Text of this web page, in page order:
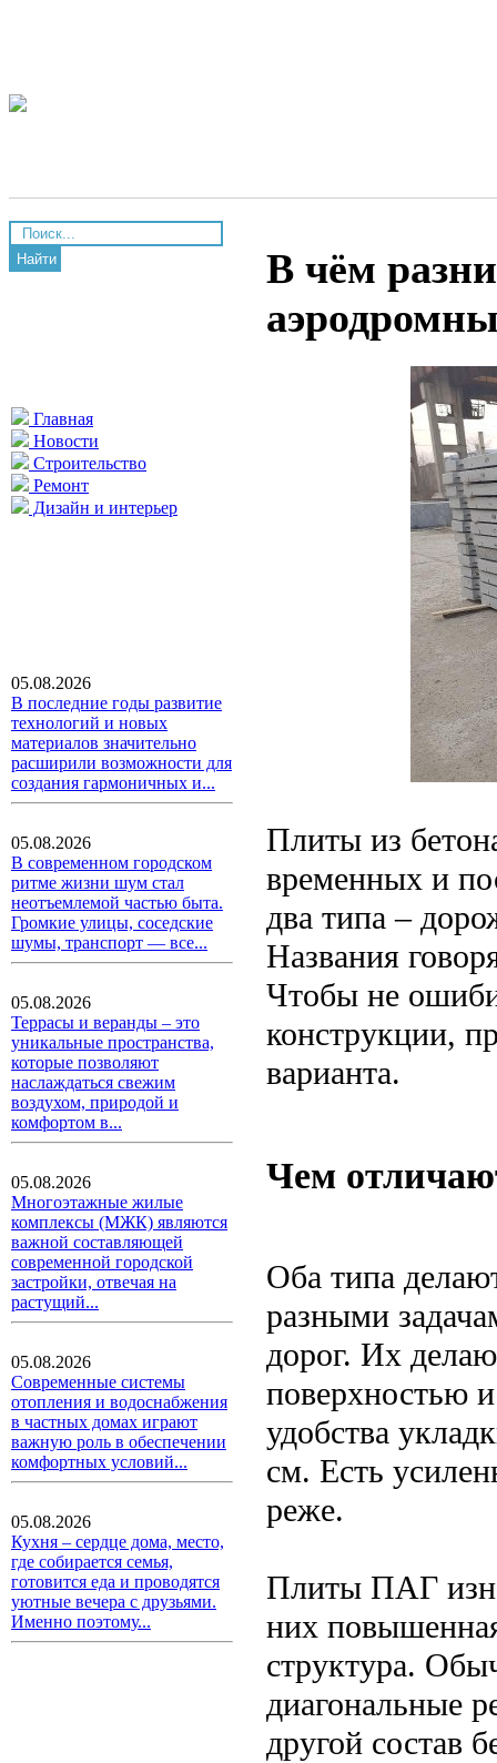
Найти
Главная
Новости
Строительство
Ремонт
Дизайн и интерьер
05.08.2026
В последние годы развитие
технологий и новых
материалов значительно
расширили возможности для
создания гармоничных и...
05.08.2026
В современном городском
ритме жизни шум стал
неотъемлемой частью быта.
Громкие улицы, соседские
шумы, транспорт — все...
05.08.2026
Террасы и веранды – это
уникальные пространства,
которые позволяют
наслаждаться свежим
воздухом, природой и
комфортом в...
05.08.2026
Многоэтажные жилые
комплексы (МЖК) являются
важной составляющей
современной городской
застройки, отвечая на
растущий...
05.08.2026
Современные системы
отопления и водоснабжения
в частных домах играют
важную роль в обеспечении
комфортных условий...
05.08.2026
Кухня – сердце дома, место,
где собирается семья,
готовится еда и проводятся
уютные вечера с друзьями.
Именно поэтому...
В чём
Плиты из
временных и
два типа –
Названия
Чтобы не
конструкции,
варианта.
Чем
Оба типа
разными
дорог. Их
поверхностью
удобства
см. Есть
реже.
Плиты ПАГ
них
структура.
диагональные
другой состав